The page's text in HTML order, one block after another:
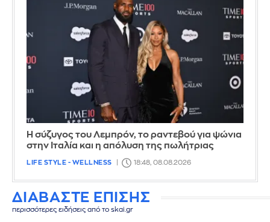
Η σύζυγος του Λεμπρόν, το ραντεβού για ψώνια
στην Ιταλία και η απόλυση της πωλήτριας
LIFE STYLE - WELLNESS 18:48, 08.08.2026
ΔΙΑΒΑΣΤΕ ΕΠΙΣΗΣ
περισσότερες ειδήσεις από το skai.gr